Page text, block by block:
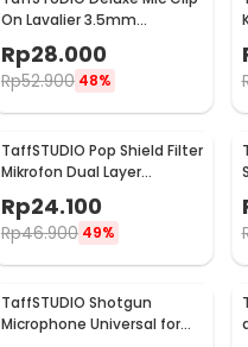
On Lavalier 3.5mm
Microphone Smartphone -
EY-510A
Rp28.000
Rp52.900 48%
TaffSTUDIO Pop Shield Filter
Mikrofon Dual Layer
6
Rp24.100
Rp46.900 49%
TaffSTUDIO Shotgun
Microphone Universal for